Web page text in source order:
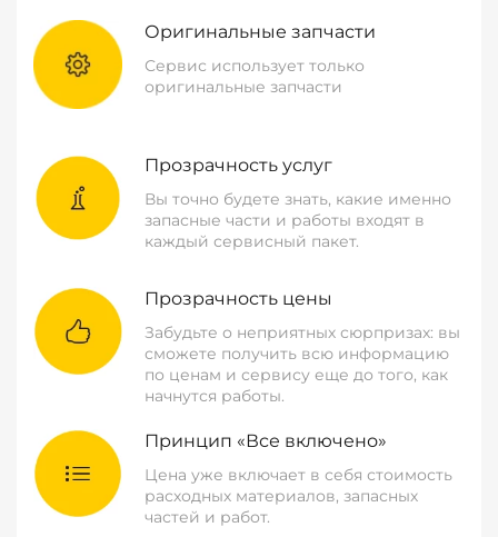
Оригинальные запчасти
Сервис использует только
оригинальные запчасти
Прозрачность услуг
Вы точно будете знать, какие именно
запасные части и работы входят в
каждый сервисный пакет.
Прозрачность цены
Забудьте о неприятных сюрпризах: вы
сможете получить всю информацию
по ценам и сервису еще до того, как
начнутся работы.
Принцип «Все включено»
Цена уже включает в себя стоимость
расходных материалов, запасных
частей и работ.